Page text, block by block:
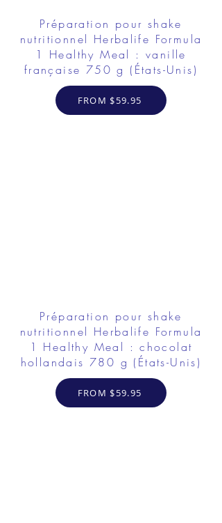
Préparation pour shake
nutritionnel Herbalife Formula
1 Healthy Meal : vanille
française 750 g (États-Unis)
FROM $59.95
Préparation pour shake
nutritionnel Herbalife Formula
1 Healthy Meal : chocolat
hollandais 780 g (États-Unis)
FROM $59.95